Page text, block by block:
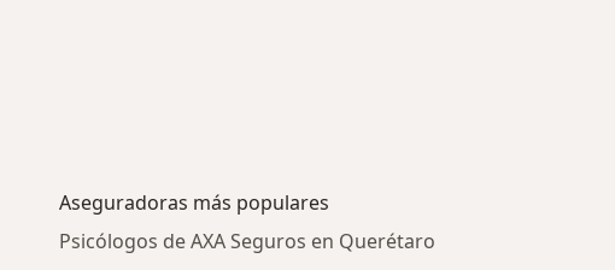
Aseguradoras más populares
Psicólogos de AXA Seguros en Querétaro